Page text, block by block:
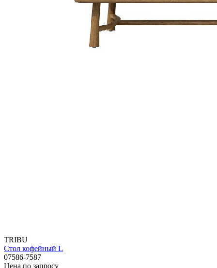
TRIBU
Стол кофейный L
07586-7587
Цена по запросу